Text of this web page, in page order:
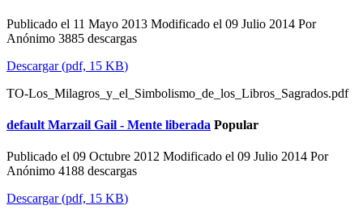
Publicado el 11 Mayo 2013 Modificado el 09 Julio 2014 Por
Anónimo 3885 descargas
Descargar(pdf, 15 KB)
TO-Los_Milagros_y_el_Simbolismo_de_los_Libros_Sagrados.pdf
default Marzail Gail - Mente liberada Popular
Publicado el 09 Octubre 2012 Modificado el 09 Julio 2014 Por
Anónimo 4188 descargas
Descargar(pdf, 15 KB)